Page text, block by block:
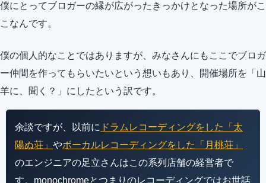
僕にとってブロガーの縁が広がったきっかけとなった場所がこ
こなんです。
僕の個人的なことではありますが、みなさんにもここでブロガ
ー仲間を作ってもらいたいという想いもあり、開催場所を「山
羊に、聞く？」にしたという訳です。
余談ですが、以前に ドラムレコーディングをした「太
陽ぬ荘」 やボーカルレコーディングをした「月桃荘」
のエンジニアの足立さんはこの系列店舗の経営者で
す。monochromeとつまりのレコーディングではお世話